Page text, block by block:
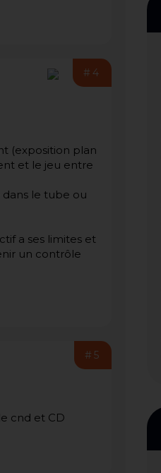
#4
(exposition plan
et le jeu entre
le tube ou
a ses limites et
un contrôle
#5
cnd et CD